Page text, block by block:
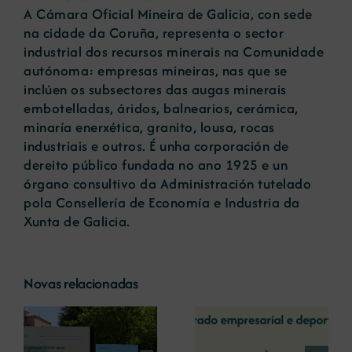
A Cámara Oficial Mineira de Galicia, con sede
na cidade da Coruña, representa o sector
industrial dos recursos minerais na Comunidade
autónoma: empresas mineiras, nas que se
inclúen os subsectores das augas minerais
embotelladas, áridos, balnearios, cerámica,
minaría enerxética, granito, lousa, rocas
industriais e outros. É unha corporación de
dereito público fundada no ano 1925 e un
órgano consultivo da Administración tutelado
pola Consellería de Economía e Industria da
Xunta de Galicia.
Novas relacionadas
A COMG reúne a
dous líderes
empresarias con
A OIPE e o
CRETUS
presentan as